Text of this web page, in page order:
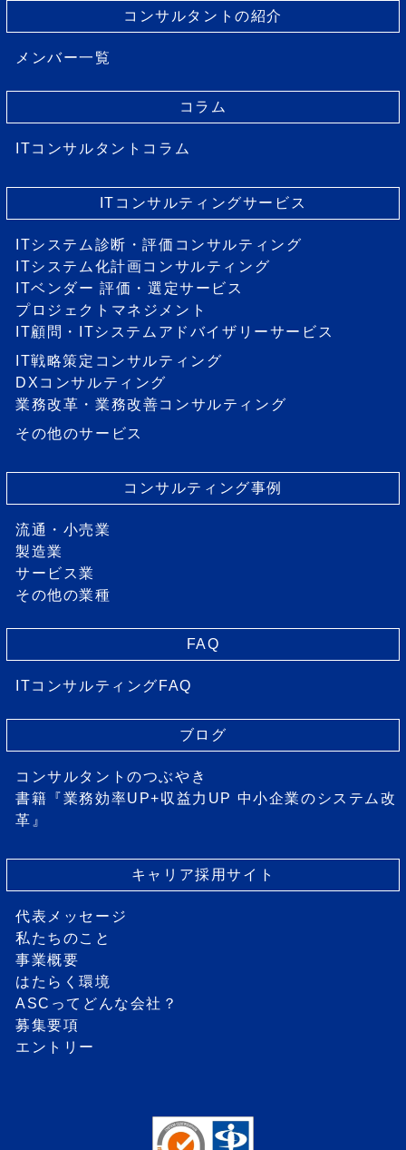
コンサルタントの紹介
メンバー一覧
コラム
ITコンサルタントコラム
ITコンサルティングサービス
ITシステム診断・評価コンサルティング
ITシステム化計画コンサルティング
ITベンダー 評価・選定サービス
プロジェクトマネジメント
IT顧問・ITシステムアドバイザリーサービス
IT戦略策定コンサルティング
DXコンサルティング
業務改革・業務改善コンサルティング
その他のサービス
コンサルティング事例
流通・小売業
製造業
サービス業
その他の業種
FAQ
ITコンサルティングFAQ
ブログ
コンサルタントのつぶやき
書籍『業務効率UP+収益力UP 中小企業のシステム改
革』
キャリア採用サイト
代表メッセージ
私たちのこと
事業概要
はたらく環境
ASCってどんな会社？
募集要項
エントリー